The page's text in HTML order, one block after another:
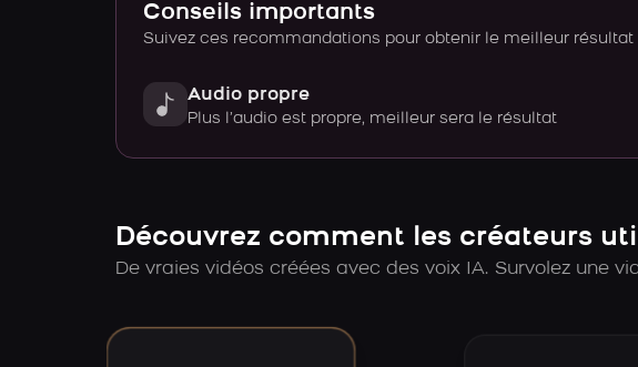
Conseils importants
Suivez ces recommandations pour obtenir le meilleur résultat
Audio propre
Plus l’audio est propre, meilleur sera le résultat
Découvrez comment les créateurs
De vraies vidéos créées avec des voix IA. Survolez une